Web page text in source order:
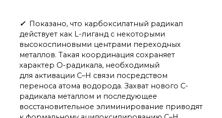
✓ Показано, что карбоксилатный радикал
действует как L-лиганд с некоторыми
высокоспиновыми центрами переходных
металлов. Такая координация сохраняет
характер O-радикала, необходимый
для активации C–H связи посредством
переноса атома водорода. Захват нового C-
радикала металлом и последующее
восстановительное элиминирование приводят